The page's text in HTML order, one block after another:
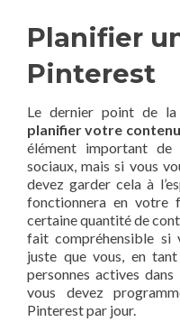
Planifier
Pinterest
Le dernier point de
planifier votre contenu
élément important
sociaux, mais si vous
devez garder cela à
fonctionnera en votre
certaine quantité de
fait compréhensible si
juste que vous, en tant
personnes actives
vous devez
Pinterest par jour.